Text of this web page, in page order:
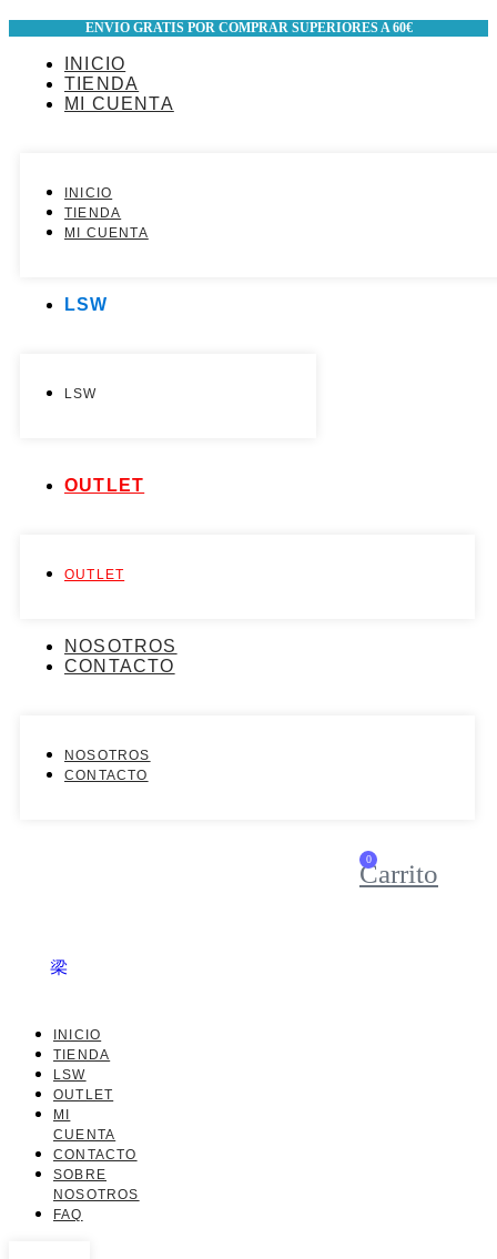
Ir
al
contenido
ENVIO GRATIS POR COMPRAR SUPERIORES A 60€
INICIO
TIENDA
MI CUENTA
INICIO
TIENDA
MI CUENTA
LSW
LSW
OUTLET
OUTLET
NOSOTROS
CONTACTO
NOSOTROS
CONTACTO
0
Carrito
INICIO
TIENDA
LSW
OUTLET
MI
CUENTA
CONTACTO
SOBRE
NOSOTROS
FAQ